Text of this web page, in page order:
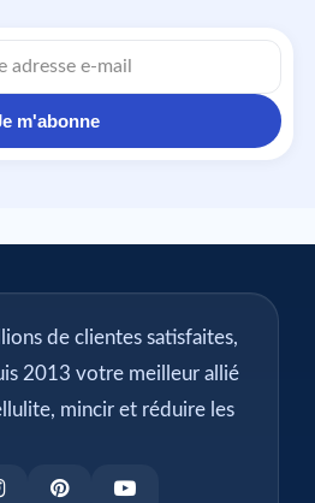
Adresse
e-
m'abonne
de clientes satisfaites,
2013 votre meilleur allié
mincir et réduire les